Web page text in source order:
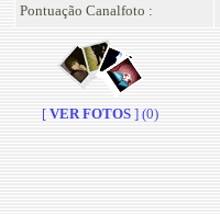
Pontuação Canalfoto :
[ VER FOTOS ] (0)